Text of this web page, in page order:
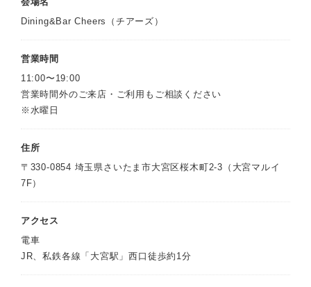
Dining&Bar Cheers（チアーズ）
営業時間
11:00〜19:00
営業時間外のご来店・ご利用もご相談ください
※水曜日
住所
〒330-0854 埼玉県さいたま市大宮区桜木町2-3（大宮マルイ
7F）
アクセス
電車
JR、私鉄各線「大宮駅」西口徒歩約1分